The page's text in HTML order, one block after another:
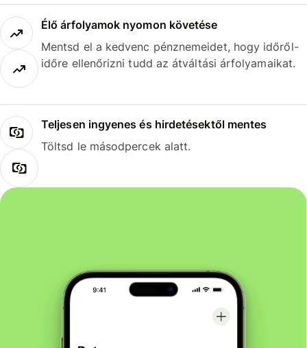
Élő árfolyamok nyomon követése
Mentsd el a kedvenc pénznemeidet, hogy időről-
időre ellenőrizni tudd az átváltási árfolyamaikat.
Teljesen ingyenes és hirdetésektől mentes
Töltsd le másodpercek alatt.